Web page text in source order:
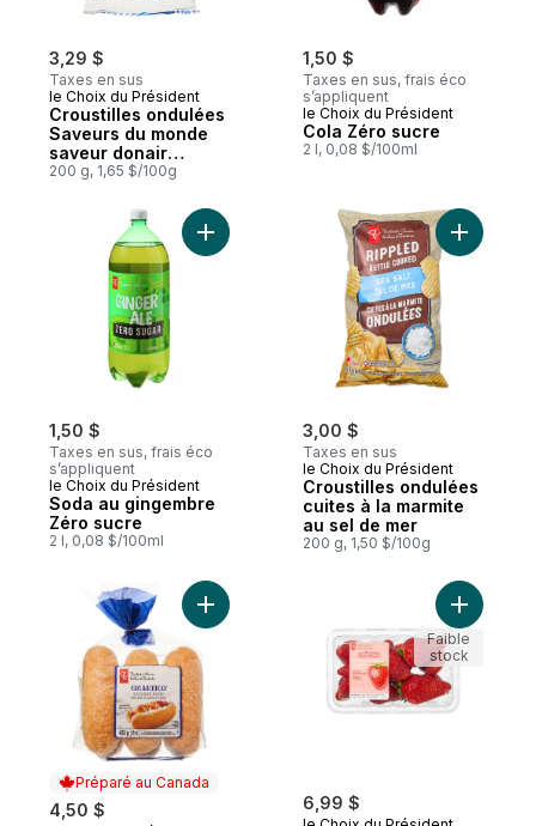
3,29 $
Taxes en sus
le Choix du Président
Croustilles ondulées
Saveurs du monde
saveur donair
d’Halifax
200 g, 1,65 $/100g
1,50 $
Taxes en sus, frais éco
s’appliquent
le Choix du Président
Cola Zéro sucre
2 l, 0,08 $/100ml
1,50 $
Taxes en sus, frais éco
s’appliquent
le Choix du Président
Soda au gingembre
Zéro sucre
2 l, 0,08 $/100ml
Ajouter Soda au gingembre Zéro sucre
3,00 $
Taxes en sus
le Choix du Président
Croustilles ondulées
cuites à la marmite
au sel de mer
200 g, 1,50 $/100g
Ajouter
Préparé au Canada
4,50 $
Ajouter Pains à saucisse Gigantico au
6,99 $
Ajouter
Faible
stock